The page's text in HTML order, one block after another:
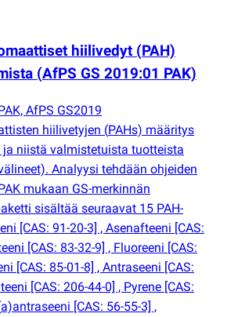
hiilivedyt (PAH)
(AfPS GS 2019:01 PAK)
AfPS GS2019
hiilivetyjen (PAHs) määritys
niistä valmistetuista tuotteista
Analyysi tehdään ohjeiden
mukaan GS-merkinnän
sisältää seuraavat 15 PAH-
[CAS: 91-20-3] , Asenafteeni [CAS:
[CAS: 83-32-9] , Fluoreeni [CAS:
[CAS: 85-01-8] , Antraseeni [CAS:
[CAS: 206-44-0] , Pyrene [CAS:
a)antraseeni [CAS: 56-55-3] ,